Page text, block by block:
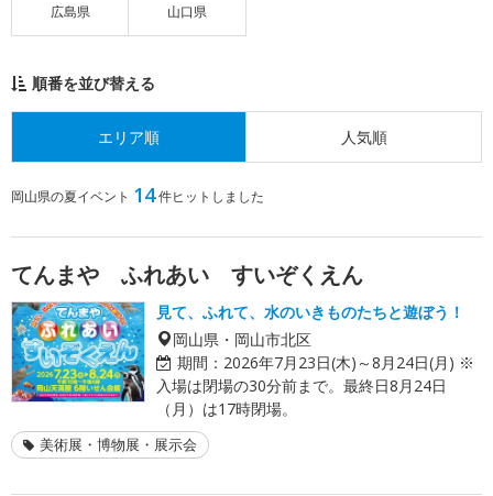
広島県 山口県
順番を並び替える
エリア順 人気順
岡山県の夏イベント 14件ヒットしました
てんまや ふれあい すいぞくえん
見て、ふれて、水のいきものたちと遊ぼう！
岡山県・岡山市北区
期間： 2026年7月23日(木)～8月24日(月) ※
入場は閉場の30分前まで。最終日8月24日
（月）は17時閉場。
美術展・博物展・展示会